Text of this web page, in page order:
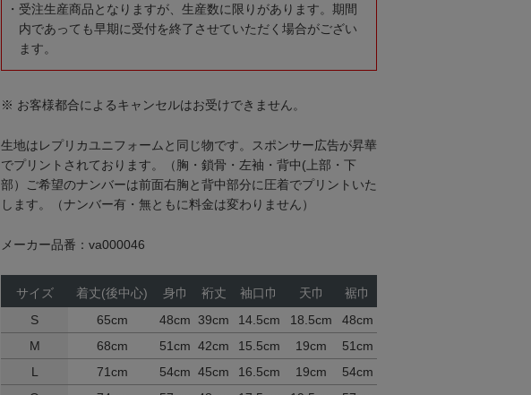
受注生産商品となりますが、生産数に限りがあります。期間
内であっても早期に受付を終了させていただく場合がござい
ます。
※ お客様都合によるキャンセルはお受けできません。
生地はレプリカユニフォームと同じ物です。スポンサー広告が昇華
でプリントされております。（胸・鎖骨・左袖・背中(上部・下
部）ご希望のナンバーは前面右胸と背中部分に圧着でプリントいた
します。（ナンバー有・無ともに料金は変わりません）
メーカー品番：va000046
サイズ 着丈(後中心) 身巾 裄丈 袖口巾 天巾
裾巾
S
65cm 48cm 39cm 14.5cm 18.5cm
48cm
M
68cm 51cm 42cm 15.5cm 19cm
51cm
L
71cm 54cm 45cm 16.5cm 19cm
54cm